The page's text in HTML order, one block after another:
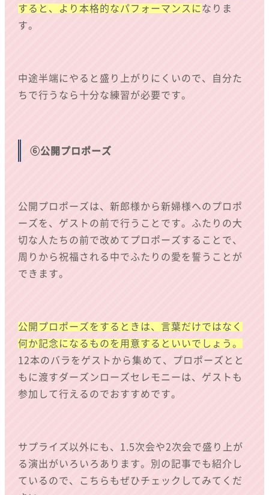
すると、より本格的なパフォーマンスに なりま
す。
中途半端にやると盛り上がりにくいので、自分た
ちで行うなら十分な練習が必要です。
⑥公開プロポーズ
公開プロポーズは、新郎様から新婦様へのプロポ
ーズを、ゲストの前で行うことです。ふたりの大
切な人たちの前で改めてプロポーズすることで、
周りから祝福される中でふたりの愛を誓うことが
できます。
公開プロポーズをするときは、言葉だけではなく
何か記念になるものを用意するといいでしょう。
12本のバラをゲストから集めて、プロポーズとと
もに渡すダーズンローズセレモニーは、ゲストも
参加して行えるのでおすすめです。
サプライズ以外にも、1.5次会や2次会で盛り上が
る演出がいろいろあります。別の記事でも紹介し
ているので、こちらもぜひチェックしてみてくだ